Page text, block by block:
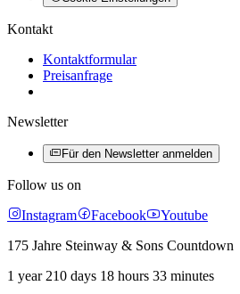
Kontakt
Kontaktformular
Preisanfrage
Newsletter
Für den Newsletter anmelden
Follow us on
Instagram
Facebook
Youtube
175 Jahre Steinway & Sons Countdown
1 year 210 days 18 hours 33 minutes